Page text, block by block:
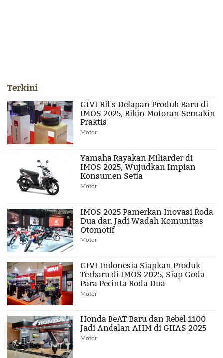
Terkini
GIVI Rilis Delapan Produk Baru di
IMOS 2025, Bikin Motoran Semakin
Praktis
Motor
Yamaha Rayakan Miliarder di
IMOS 2025, Wujudkan Impian
Konsumen Setia
Motor
IMOS 2025 Pamerkan Inovasi Roda
Dua dan Jadi Wadah Komunitas
Otomotif
Motor
GIVI Indonesia Siapkan Produk
Terbaru di IMOS 2025, Siap Goda
Para Pecinta Roda Dua
Motor
Honda BeAT Baru dan Rebel 1100
Jadi Andalan AHM di GIIAS 2025
Motor